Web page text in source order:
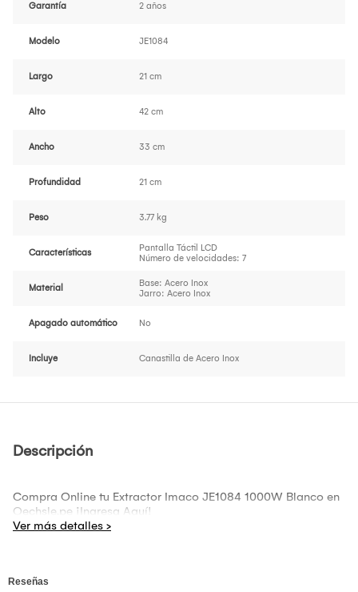
Garantía 2 años
Modelo JE1084
Largo 21 cm
Alto 42 cm
Ancho 33 cm
Profundidad 21 cm
Peso 3.77 kg
Características
Pantalla Táctil LCD
Número de velocidades: 7
Material
Base: Acero Inox
Jarro: Acero Inox
Apagado automático No
Incluye Canastilla de Acero Inox
Descripción
Compra Online tu Extractor Imaco JE1084 1000W Blanco en
Oechsle.pe ¡Ingresa Aquí!